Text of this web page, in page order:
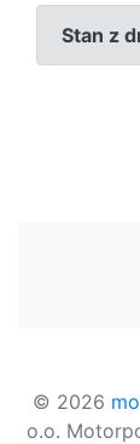
Stan z
© 2026
o.o.